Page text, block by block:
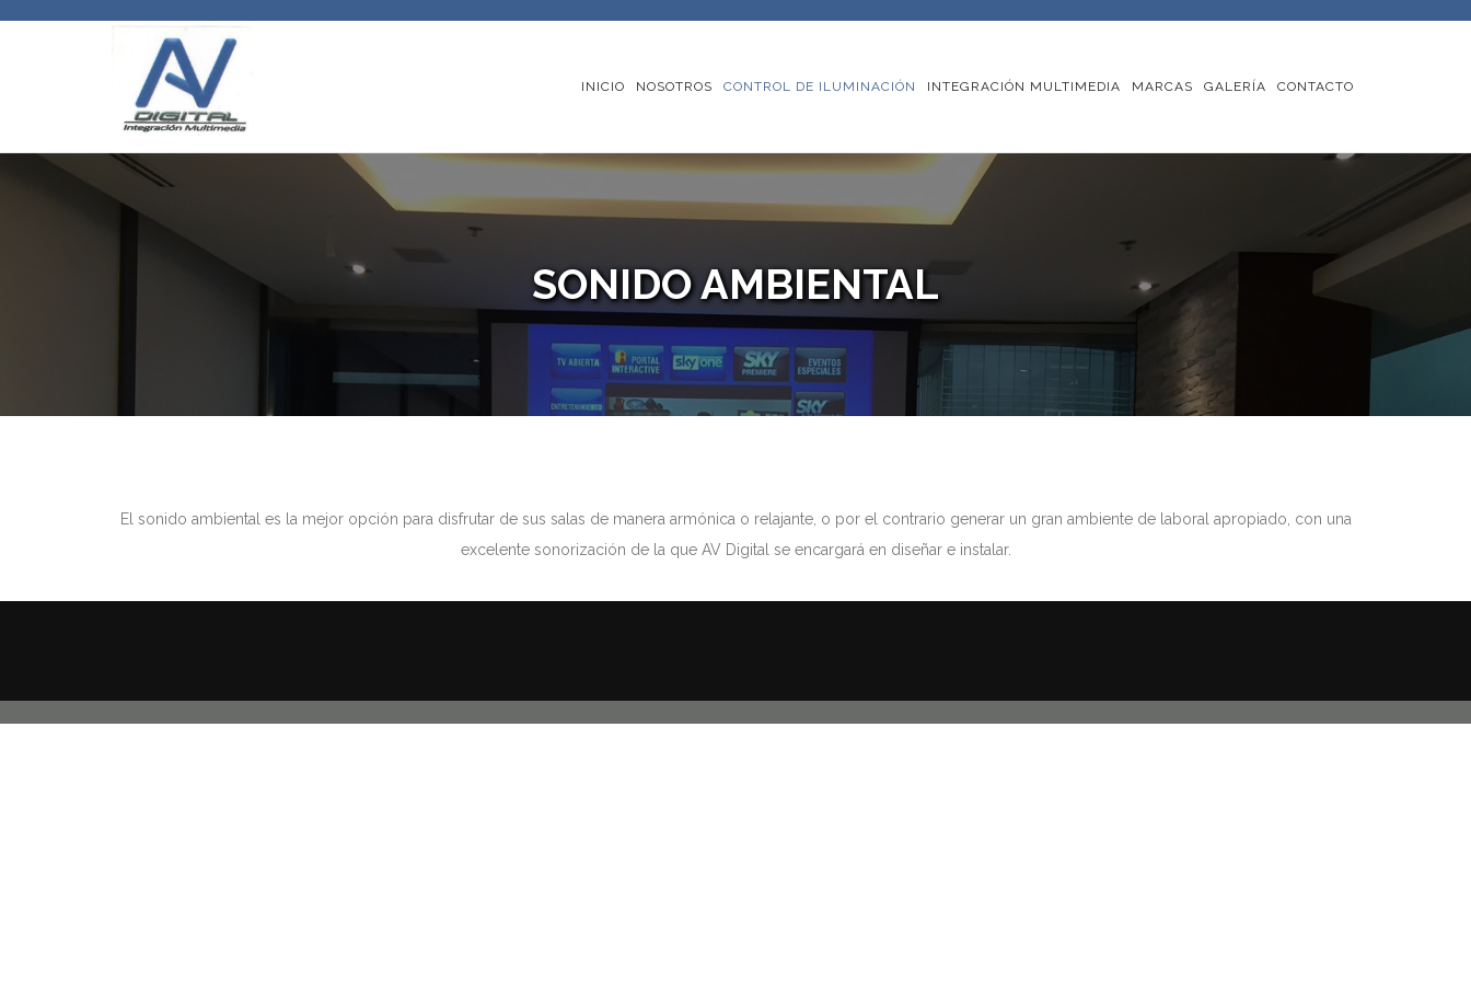
INICIO NOSOTROS CONTROL DE ILUMINACIÓN INTEGRACIÓN MULTIMEDIA MARCAS GALERÍA CONTACTO
SONIDO AMBIENTAL
El sonido ambiental es la mejor opción para disfrutar de sus salas de manera armónica o relajante, o por el contrario generar un gran ambiente de laboral apropiado, con una
excelente sonorización de la que AV Digital se encargará en diseñar e instalar.